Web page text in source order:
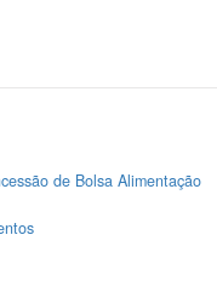
de Bolsa Alimentação